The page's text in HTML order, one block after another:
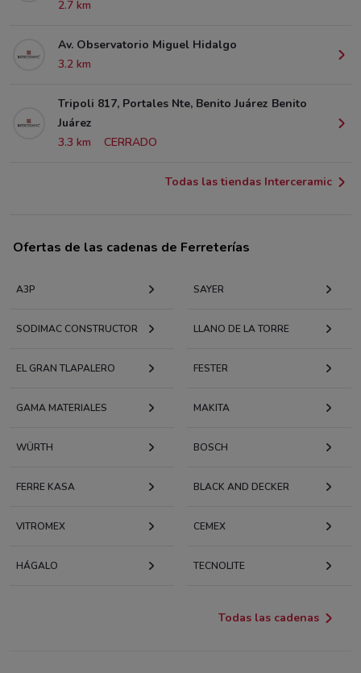
2.7 km
Av. Observatorio Miguel Hidalgo
3.2 km
Tripoli 817, Portales Nte, Benito Juárez Benito
Juárez
3.3 km
CERRADO
Todas las tiendas Interceramic
Ofertas de las cadenas de Ferreterías
A3P SAYER
SODIMAC CONSTRUCTOR LLANO DE LA TORRE
EL GRAN TLAPALERO FESTER
GAMA MATERIALES MAKITA
WÜRTH BOSCH
FERRE KASA BLACK AND DECKER
VITROMEX CEMEX
HÁGALO TECNOLITE
Todas las cadenas